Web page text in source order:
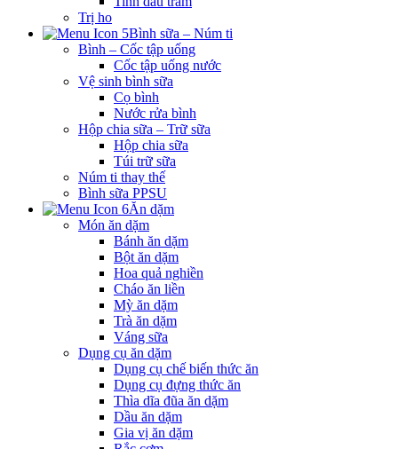
Trị ho
Bình sữa – Núm ti
Bình – Cốc tập uống
Cốc tập uống nước
Vệ sinh bình sữa
Cọ bình
Nước rửa bình
Hộp chia sữa – Trữ sữa
Hộp chia sữa
Túi trữ sữa
Núm ti thay thế
Bình sữa PPSU
Ăn dặm
Món ăn dặm
Bánh ăn dặm
Bột ăn dặm
Hoa quả nghiền
Cháo ăn liền
Mỳ ăn dặm
Trà ăn dặm
Váng sữa
Dụng cụ ăn dặm
Dụng cụ chế biến thức ăn
Dụng cụ đựng thức ăn
Thìa dĩa đũa ăn dặm
Dầu ăn dặm
Gia vị ăn dặm